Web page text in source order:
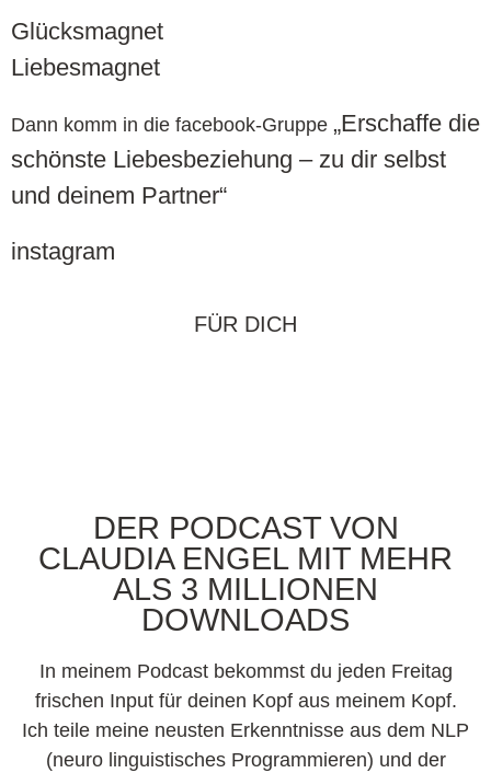
Glücksmagnet
Liebesmagnet
Dann komm in die facebook-Gruppe „Erschaffe die
schönste Liebesbeziehung – zu dir selbst
und deinem Partner“
instagram
FÜR DICH
DER PODCAST VON
CLAUDIA ENGEL MIT MEHR
ALS 3 MILLIONEN
DOWNLOADS
In meinem Podcast bekommst du jeden Freitag
frischen Input für deinen Kopf aus meinem Kopf.
Ich teile meine neusten Erkenntnisse aus dem NLP
(neuro linguistisches Programmieren) und der